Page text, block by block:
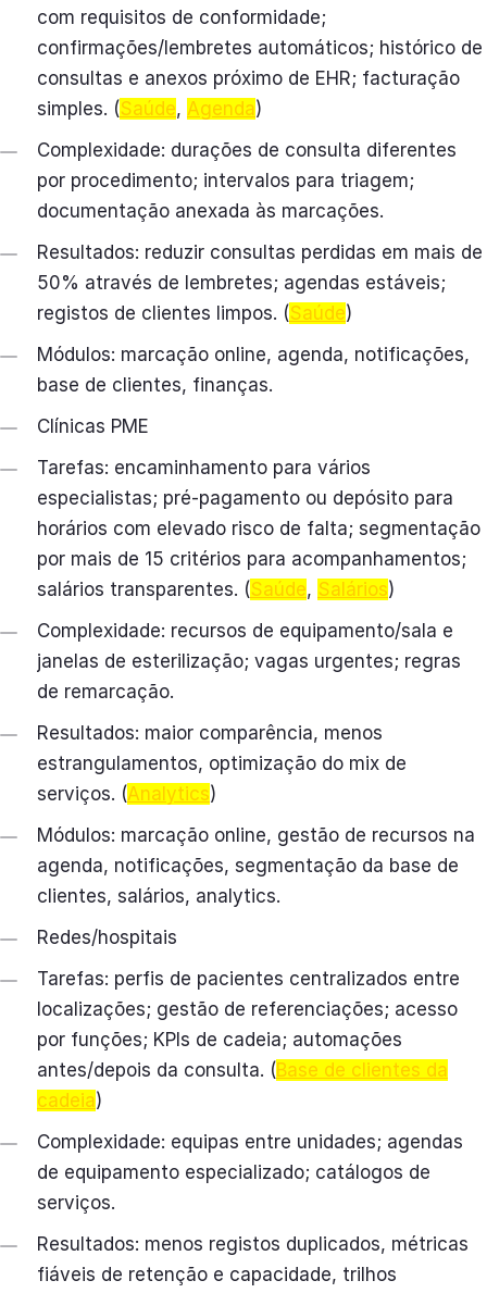
com requisitos de conformidade;
confirmações/lembretes automáticos; histórico de
consultas e anexos próximo de EHR; facturação
simples. (Saúde, Agenda)
Complexidade: durações de consulta diferentes
por procedimento; intervalos para triagem;
documentação anexada às marcações.
Resultados: reduzir consultas perdidas em mais de
50% através de lembretes; agendas estáveis;
registos de clientes limpos. (Saúde)
Módulos: marcação online, agenda, notificações,
base de clientes, finanças.
Clínicas PME
Tarefas: encaminhamento para vários
especialistas; pré-pagamento ou depósito para
horários com elevado risco de falta; segmentação
por mais de 15 critérios para acompanhamentos;
salários transparentes. (Saúde, Salários)
Complexidade: recursos de equipamento/sala e
janelas de esterilização; vagas urgentes; regras
de remarcação.
Resultados: maior comparência, menos
estrangulamentos, optimização do mix de
serviços. (Analytics)
Módulos: marcação online, gestão de recursos na
agenda, notificações, segmentação da base de
clientes, salários, analytics.
Redes/hospitais
Tarefas: perfis de pacientes centralizados entre
localizações; gestão de referenciações; acesso
por funções; KPIs de cadeia; automações
antes/depois da consulta. (Base de clientes da
cadeia)
Complexidade: equipas entre unidades; agendas
de equipamento especializado; catálogos de
serviços.
Resultados: menos registos duplicados, métricas
fiáveis de retenção e capacidade, trilhos